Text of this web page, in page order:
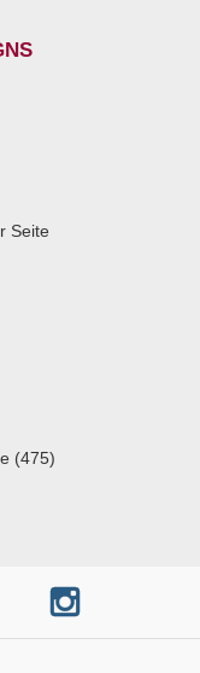
Seite
(475)